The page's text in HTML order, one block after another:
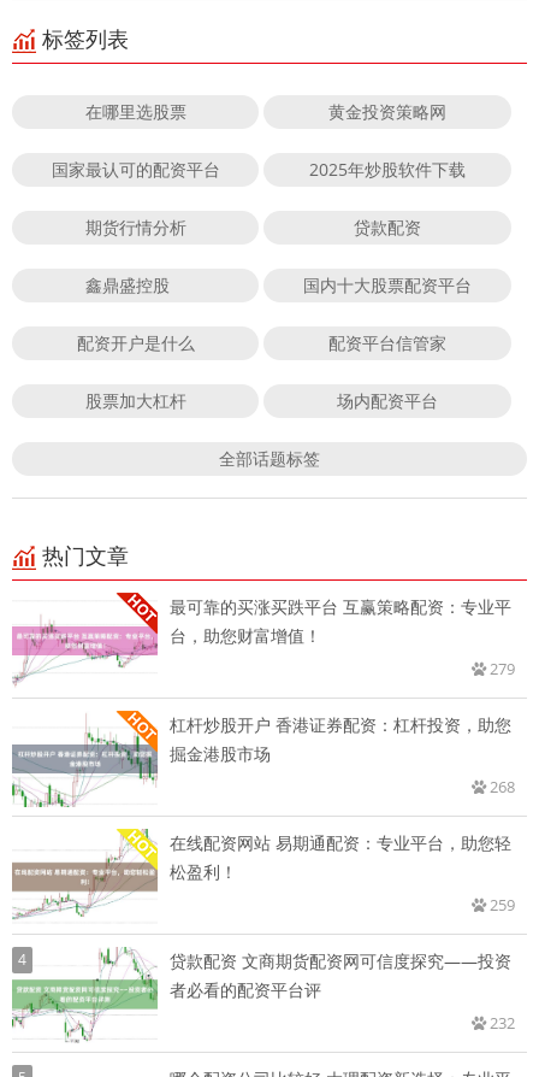
标签列表
在哪里选股票 黄金投资策略网
国家最认可的配资平台 2025年炒股软件下载
期货行情分析 贷款配资
鑫鼎盛控股 国内十大股票配资平台
配资开户是什么 配资平台信管家
股票加大杠杆 场内配资平台
全部话题标签
热门文章
最可靠的买涨买跌平台 互赢策略配资：专业平
台，助您财富增值！
279
杠杆炒股开户 香港证券配资：杠杆投资，助您
掘金港股市场
268
在线配资网站 易期通配资：专业平台，助您轻
松盈利！
259
4
贷款配资 文商期货配资网可信度探究——投资
者必看的配资平台评
232